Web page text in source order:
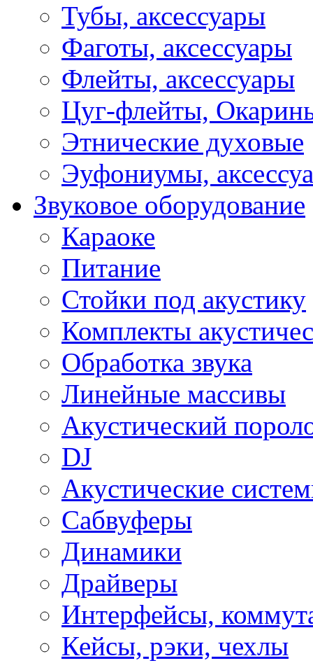
Тубы, аксессуары
Фаготы, аксессуары
Флейты, аксессуары
Цуг-флейты,
Этнические духовые
Эуфониумы,
Звуковое оборудование
Караоке
Питание
Стойки под акустику
Комплекты
Обработка звука
Линейные массивы
Акустический
DJ
Акустические
Сабвуферы
Динамики
Драйверы
Интерфейсы,
Кейсы, рэки, чехлы